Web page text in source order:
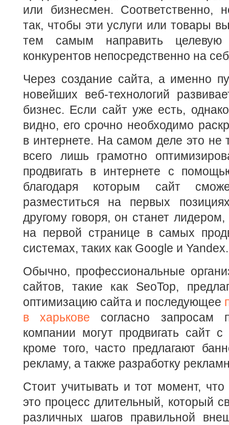
или бизнесмен. Соответственно,
так, чтобы эти услуги или товары
тем самым направить целевую
конкурентов непосредственно на
Через создание сайта, а именно
новейших веб-технологий
бизнес. Если сайт уже есть,
видно, его срочно необходимо
в интернете. На самом деле это не
всего лишь грамотно
продвигать в интернете с
благодаря которым сайт
разместиться на первых
другому говоря, он станет
на первой странице в самых
системах, таких как Google и Yandex.
Обычно, профессиональные
сайтов, такие как SeoTop,
оптимизацию сайта и последующее
в харькове согласно запросам
компании могут продвигать сайт
кроме того, часто предлагают
рекламу, а также разработку
Стоит учитывать и тот момент,
это процесс длительный, который
различных шагов правильной